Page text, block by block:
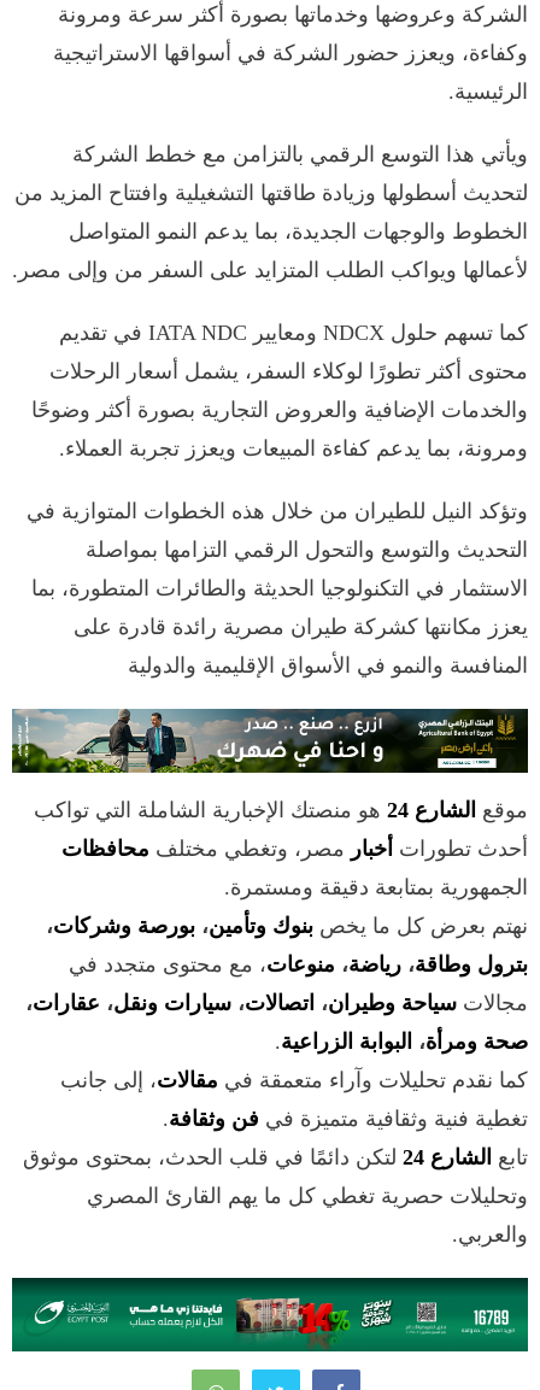
الشركة وعروضها وخدماتها بصورة أكثر سرعة ومرونة
وكفاءة، ويعزز حضور الشركة في أسواقها الاستراتيجية
الرئيسية.
ويأتي هذا التوسع الرقمي بالتزامن مع خطط الشركة
لتحديث أسطولها وزيادة طاقتها التشغيلية وافتتاح المزيد من
الخطوط والوجهات الجديدة، بما يدعم النمو المتواصل
لأعمالها ويواكب الطلب المتزايد على السفر من وإلى مصر.
كما تسهم حلول NDCX ومعايير IATA NDC في تقديم
محتوى أكثر تطورًا لوكلاء السفر، يشمل أسعار الرحلات
والخدمات الإضافية والعروض التجارية بصورة أكثر وضوحًا
ومرونة، بما يدعم كفاءة المبيعات ويعزز تجربة العملاء.
وتؤكد النيل للطيران من خلال هذه الخطوات المتوازية في
التحديث والتوسع والتحول الرقمي التزامها بمواصلة
الاستثمار في التكنولوجيا الحديثة والطائرات المتطورة، بما
يعزز مكانتها كشركة طيران مصرية رائدة قادرة على
المنافسة والنمو في الأسواق الإقليمية والدولية
موقع الشارع 24
هو منصتك الإخبارية الشاملة التي تواكب
أحدث تطورات أخبار مصر، وتغطي مختلف محافظات
الجمهورية بمتابعة دقيقة ومستمرة.
نهتم بعرض كل ما يخص بنوك وتأمين، بورصة وشركات،
بترول وطاقة، رياضة، منوعات، مع محتوى متجدد في
مجالات سياحة وطيران، اتصالات، سيارات ونقل، عقارات،
صحة ومرأة، البوابة الزراعية.
كما نقدم تحليلات وآراء متعمقة في مقالات، إلى جانب
تغطية فنية وثقافية متميزة في فن وثقافة.
تابع الشارع 24
لتكن دائمًا في قلب الحدث، بمحتوى موثوق
وتحليلات حصرية تغطي كل ما يهم القارئ المصري
والعربي.